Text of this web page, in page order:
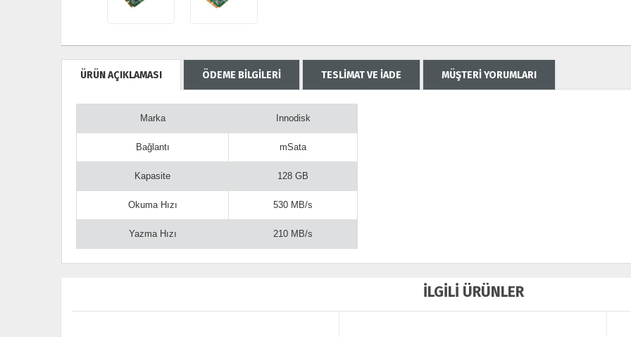
ÜRÜN AÇIKLAMASI ÖDEME BİLGİLERİ TESLİMAT VE İADE MÜŞTERİ YORUMLARI
Marka Innodisk
Bağlantı mSata
Kapasite 128 GB
Okuma Hızı 530 MB/s
Yazma Hızı 210 MB/s
İLGİLİ ÜRÜNLER